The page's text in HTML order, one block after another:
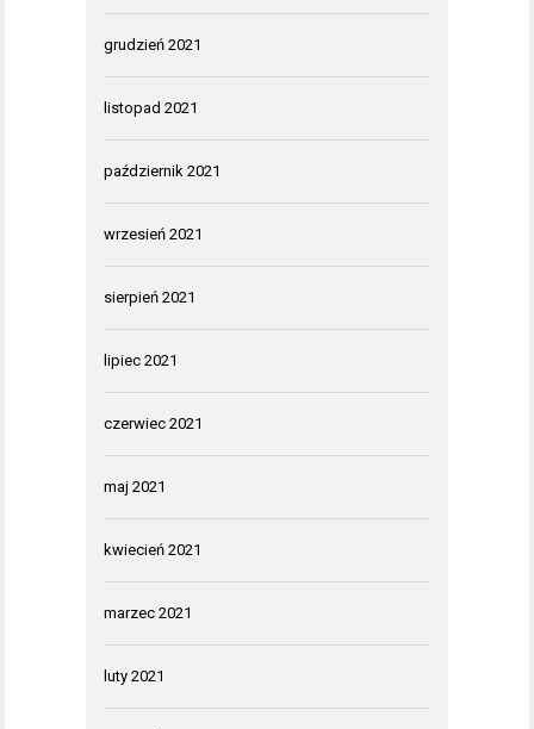
grudzień 2021
listopad 2021
październik 2021
wrzesień 2021
sierpień 2021
lipiec 2021
czerwiec 2021
maj 2021
kwiecień 2021
marzec 2021
luty 2021